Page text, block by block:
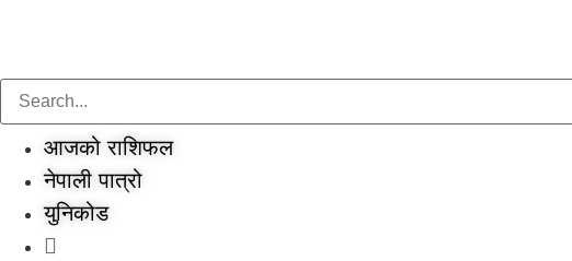
आजको राशिफल
नेपाली पात्रो
युनिकोड